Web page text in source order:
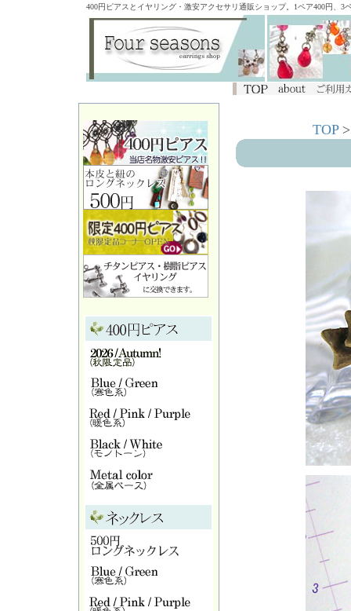
400円ピアスとイヤリング・激安アクセサリ通販ショップ。1ペア400円、
TOP